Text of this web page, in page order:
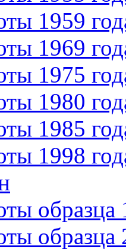
1959
1969
1975
1980
1985
1998
образца